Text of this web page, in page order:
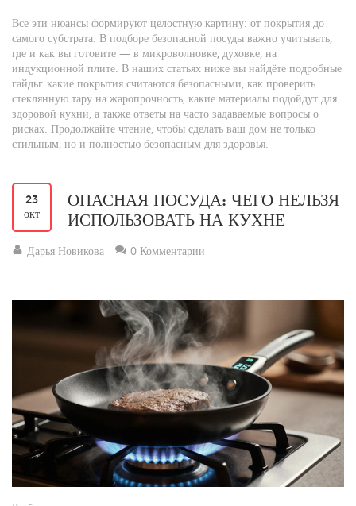
Все эти нюансы формируют целостную картину: от покрытия до
самого субстрата. В подборе безопасной посуды важно учитывать,
где и как вы готовите — в микроволновке, духовке, на
индукционной плите. В наших статьях ниже вы найдёте подробные
гайды: какие покрытия считаются безопасными, как проверить
стеклянную тару на жаропрочность, какие материалы подойдут для
здоровой кухни, а также ответы на часто задаваемые вопросы о
рисках. Продолжайте чтение, чтобы сделать ваш дом не только
стильным, но и полностью безопасным для здоровья.
23
окт
ОПАСНАЯ ПОСУДА: ЧЕГО НЕЛЬЗЯ
ИСПОЛЬЗОВАТЬ НА КУХНЕ
Дарья Новикова 0 Комментарии